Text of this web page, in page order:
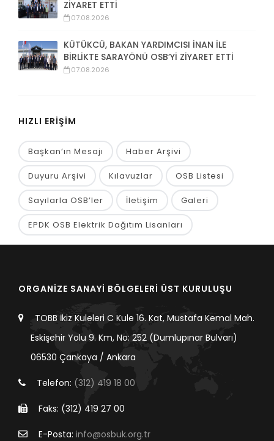
ZİYARET ETTİ
07.08.2026
KÜTÜKCÜ, BAKAN YARDIMCISI İNAN İLE
BİRLİKTE SARAYÖNÜ OSB’Yİ ZİYARET ETTİ
07.08.2026
HIZLI ERİŞİM
Başkan’ın Mesajı Haber Arşivi
Duyuru Arşivi Kılavuzlar OSB Listesi
Sayılarla OSB’ler İletişim Galeri
EPDK OSB Elektrik Dağıtım Lisanları
ORGANİZE SANAYİ BÖLGELERİ ÜST KURULUŞU
TOBB İkiz Kuleleri C Kule 16. Kat, Mustafa Kemal Mah.
Eskişehir Yolu 9. Km, No: 252 (Dumlupınar Bulvarı)
06530 Çankaya / Ankara
Telefon: (312) 419 18 00
Faks: (312) 419 27 00
E-Posta: info@osbuk.org.tr